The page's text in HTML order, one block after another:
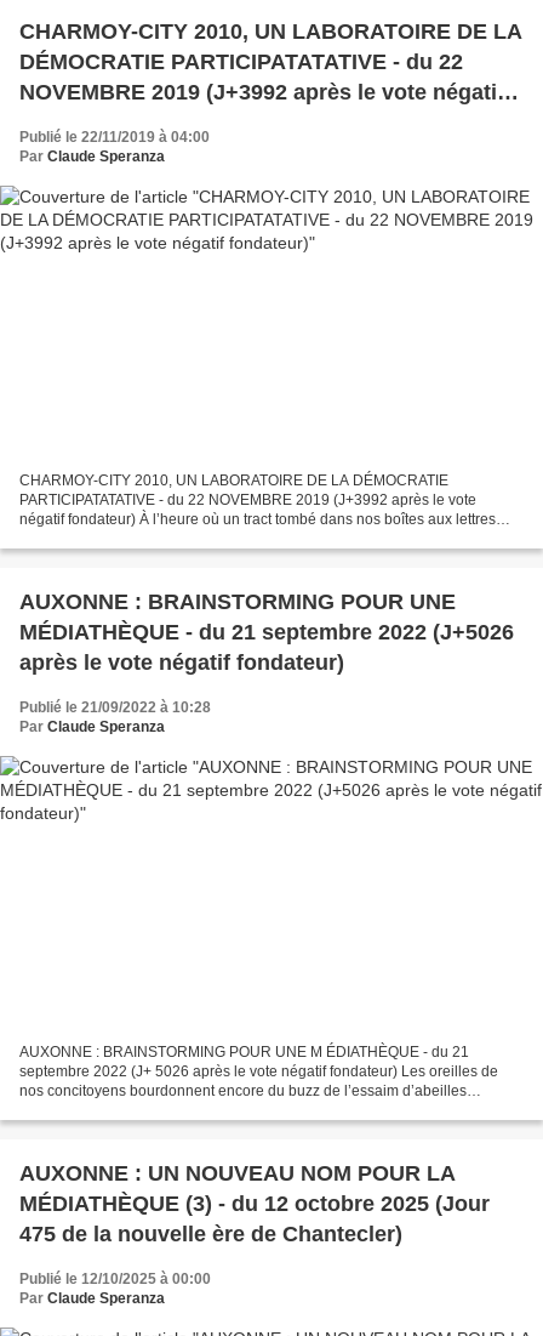
CHARMOY-CITY 2010, UN LABORATOIRE DE LA
DÉMOCRATIE PARTICIPATATATIVE - du 22
NOVEMBRE 2019 (J+3992 après le vote négatif
Publié le 22/11/2019 à 04:00
Par Claude Speranza
CHARMOY-CITY 2010, UN LABORATOIRE DE LA DÉMOCRATIE
PARTICIPATATATIVE - du 22 NOVEMBRE 2019 (J+3992 après le vote
négatif fondateur) À l’heure où un tract tombé dans nos boîtes aux lettres
AUXONNE : BRAINSTORMING POUR UNE
MÉDIATHÈQUE - du 21 septembre 2022 (J+5026
après le vote négatif fondateur)
Publié le 21/09/2022 à 10:28
Par Claude Speranza
AUXONNE : BRAINSTORMING POUR UNE M ÉDIATHÈQUE - du 21
septembre 2022 (J+ 5026 après le vote négatif fondateur) Les oreilles de
nos concitoyens bourdonnent encore du buzz de l’essaim d’abeilles
AUXONNE : UN NOUVEAU NOM POUR LA
MÉDIATHÈQUE (3) - du 12 octobre 2025 (Jour
475 de la nouvelle ère de Chantecler)
Publié le 12/10/2025 à 00:00
Par Claude Speranza